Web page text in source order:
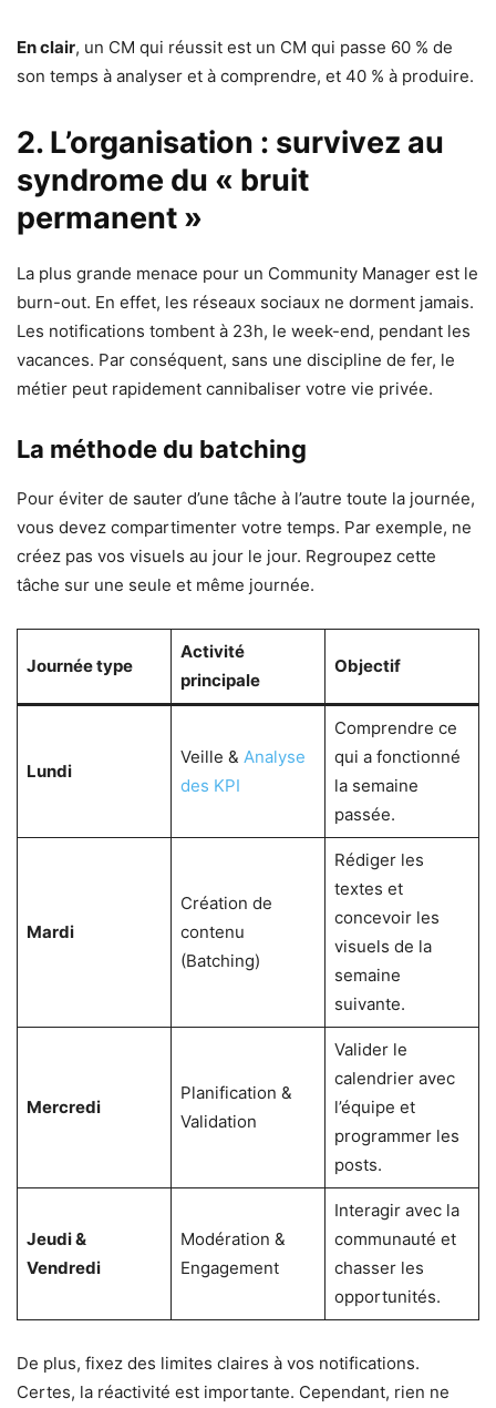
En clair, un CM qui réussit est un CM qui passe 60 % de
son temps à analyser et à comprendre, et 40 % à produire.
2. L’organisation : survivez au
syndrome du « bruit
permanent »
La plus grande menace pour un Community Manager est le
burn-out. En effet, les réseaux sociaux ne dorment jamais.
Les notifications tombent à 23h, le week-end, pendant les
vacances. Par conséquent, sans une discipline de fer, le
métier peut rapidement cannibaliser votre vie privée.
La méthode du batching
Pour éviter de sauter d’une tâche à l’autre toute la journée,
vous devez compartimenter votre temps. Par exemple, ne
créez pas vos visuels au jour le jour. Regroupez cette
tâche sur une seule et même journée.
Journée type
Activité
principale
Objectif
Lundi
Veille & Analyse
des KPI
Comprendre ce
qui a fonctionné
la semaine
passée.
Mardi
Création de
contenu
(Batching)
Rédiger les
textes et
concevoir les
visuels de la
semaine
suivante.
Mercredi
Planification &
Validation
Valider le
calendrier avec
l’équipe et
programmer les
posts.
Jeudi &
Vendredi
Modération &
Engagement
Interagir avec la
communauté et
chasser les
opportunités.
De plus, fixez des limites claires à vos notifications.
Certes, la réactivité est importante. Cependant, rien ne